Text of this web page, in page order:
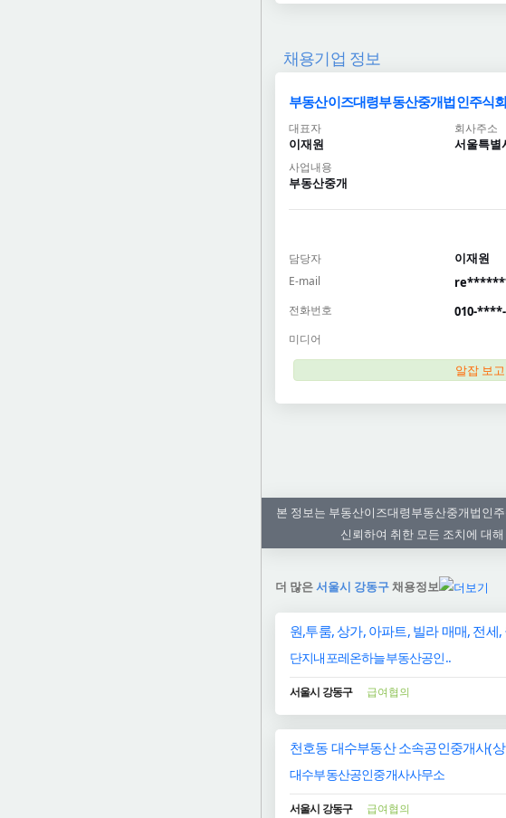
채용기업 정보
부동산이즈대령부동산중개법인주식
대표자
이재원
회사주소
서울특별
사업내용
부동산중개
담당자 이재원
E-mail
전화번호 010-
미디어
알잡 보
본 정보는 부동산이즈대령부동산중개법인
신뢰하여 취한 모든 조치에 대
더 많은서울시 강동구채용정보
원,투룸, 상가, 아파트, 빌라 매매, 전세,
단지내포레온하늘부동산공인..
서울시 강동구 급여협의
천호동 대수부동산 소속공인중개사(
대수부동산공인중개사사무소
서울시 강동구 급여협의